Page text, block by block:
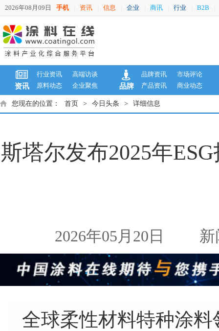
2026年08月09日 手机 资讯 信息 企业 商讯 行业 B2B
资讯
行业资讯
高端访谈
原料动态
企业聚焦 品牌
品牌资讯
市场评论
产品资讯
商业动态
您现在的位置： 首页 > 今日头条 > 详细信息
斯塔尔发布2025年
2026年05月20日 新
全球柔性材料特种涂